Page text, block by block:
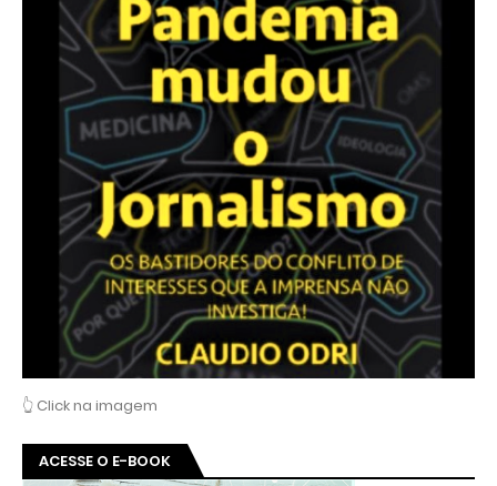
👆 Click na imagem
ACESSE O E-BOOK